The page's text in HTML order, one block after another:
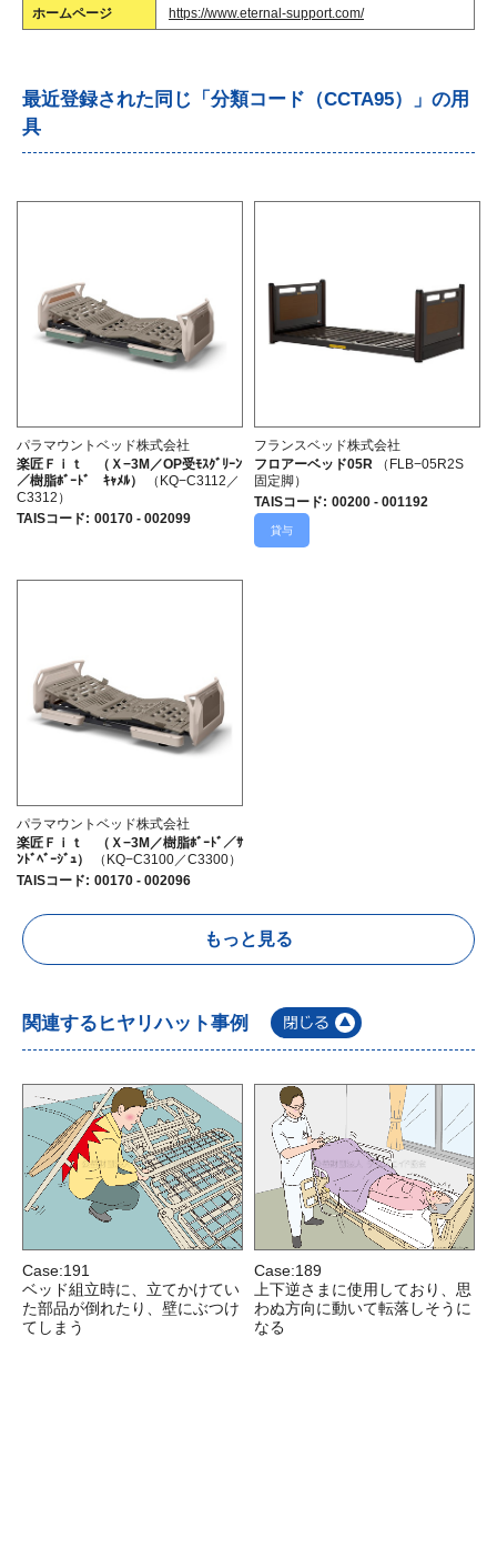
ホームページ https://www.eternal-support.com/
最近登録された同じ「分類コード（CCTA95）」の用
具
パラマウントベッド株式会社
楽匠Ｆｉｔ （Ｘ−3M／OP受ﾓｽｸﾞﾘｰﾝ
／樹脂ﾎﾞｰﾄﾞ ｷｬﾒﾙ）
（KQ−C3112／
C3312）
TAISコード: 00170 - 002099
フランスベッド株式会社
フロアーベッド05R
（FLB−05R2S
固定脚）
TAISコード: 00200 - 001192
貸与
パラマウントベッド株式会社
楽匠Ｆｉｔ （Ｘ−3M／樹脂ﾎﾞｰﾄﾞ／ｻ
ﾝﾄﾞﾍﾞｰｼﾞｭ）
（KQ−C3100／C3300）
TAISコード: 00170 - 002096
もっと見る
関連するヒヤリハット事例
Case:191
ベッド組立時に、立てかけてい
た部品が倒れたり、壁にぶつけ
てしまう
Case:189
上下逆さまに使用しており、思
わぬ方向に動いて転落しそうに
なる